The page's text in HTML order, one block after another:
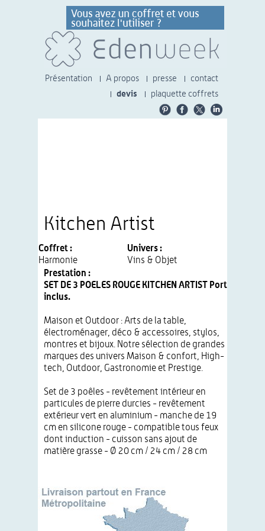
Présentation A propos presse
contact
devis
plaquette coffrets
Kitchen Artist
Coffret :
Harmonie
Univers :
Vins & Objet
Prestation :
SET DE 3 POELES ROUGE KITCHEN ARTIST Port
inclus.
Maison et Outdoor : Arts de la table,
électroménager, déco & accessoires, stylos,
montres et bijoux. Notre sélection de grandes
marques des univers Maison & confort, High-
tech, Outdoor, Gastronomie et Prestige.
Set de 3 poêles - revêtement intérieur en
particules de pierre durcies - revêtement
extérieur vert en aluminium - manche de 19
cm en silicone rouge - compatible tous feux
dont induction - cuisson sans ajout de
matière grasse - Ø 20 cm / 24 cm / 28 cm